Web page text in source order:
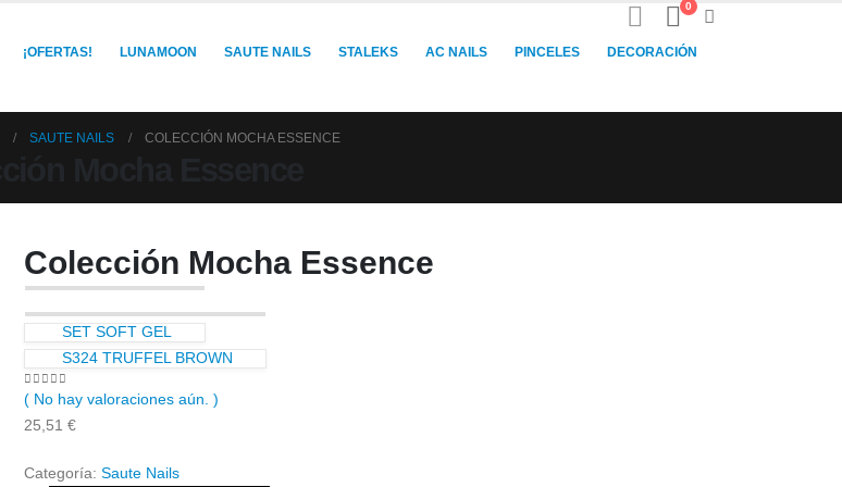
0
¡OFERTAS! LUNAMOON SAUTE NAILS STALEKS AC NAILS PINCELES DECORACIÓN
SAUTE NAILS COLECCIÓN MOCHA ESSENCE
Colección Mocha Essence
SET SOFT GEL
S324 TRUFFEL BROWN
0 out of 5
( No hay valoraciones aún. )
25,51 €
Categoría: Saute Nails